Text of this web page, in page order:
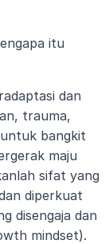
itu
dan
trauma,
bangkit
maju
sifat yang
diperkuat
disengaja dan
mindset).